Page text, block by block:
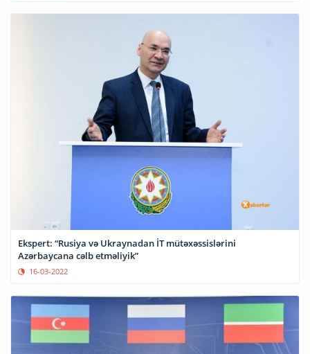
Ekspert: “Rusiya və Ukraynadan İT mütəxəssislərini
Azərbaycana cəlb etməliyik”
16-03-2022